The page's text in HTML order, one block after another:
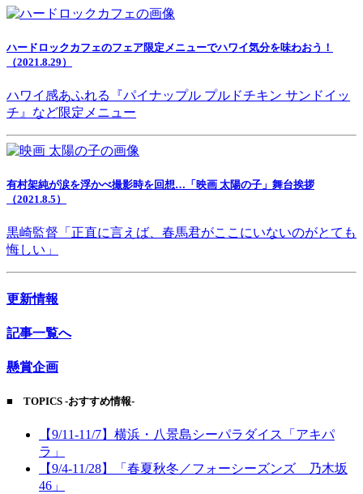
ハードロックカフェのフェア限定メニューでハワイ気分を味わおう！
（2021.8.29）
ハワイ感あふれる『パイナップル プルドチキン サンドイッ
チ』など限定メニュー
有村架純が涙を浮かべ撮影時を回想…「映画 太陽の子」舞台挨拶
（2021.8.5）
黒崎監督「正直に言えば、春馬君がここにいないのがとても
悔しい」
更新情報
記事一覧へ
懸賞企画
■ TOPICS -おすすめ情報-
【9/11-11/7】横浜・八景島シーパラダイス「アキパ
ラ」
【9/4-11/28】「春夏秋冬／フォーシーズンズ 乃木坂
46」